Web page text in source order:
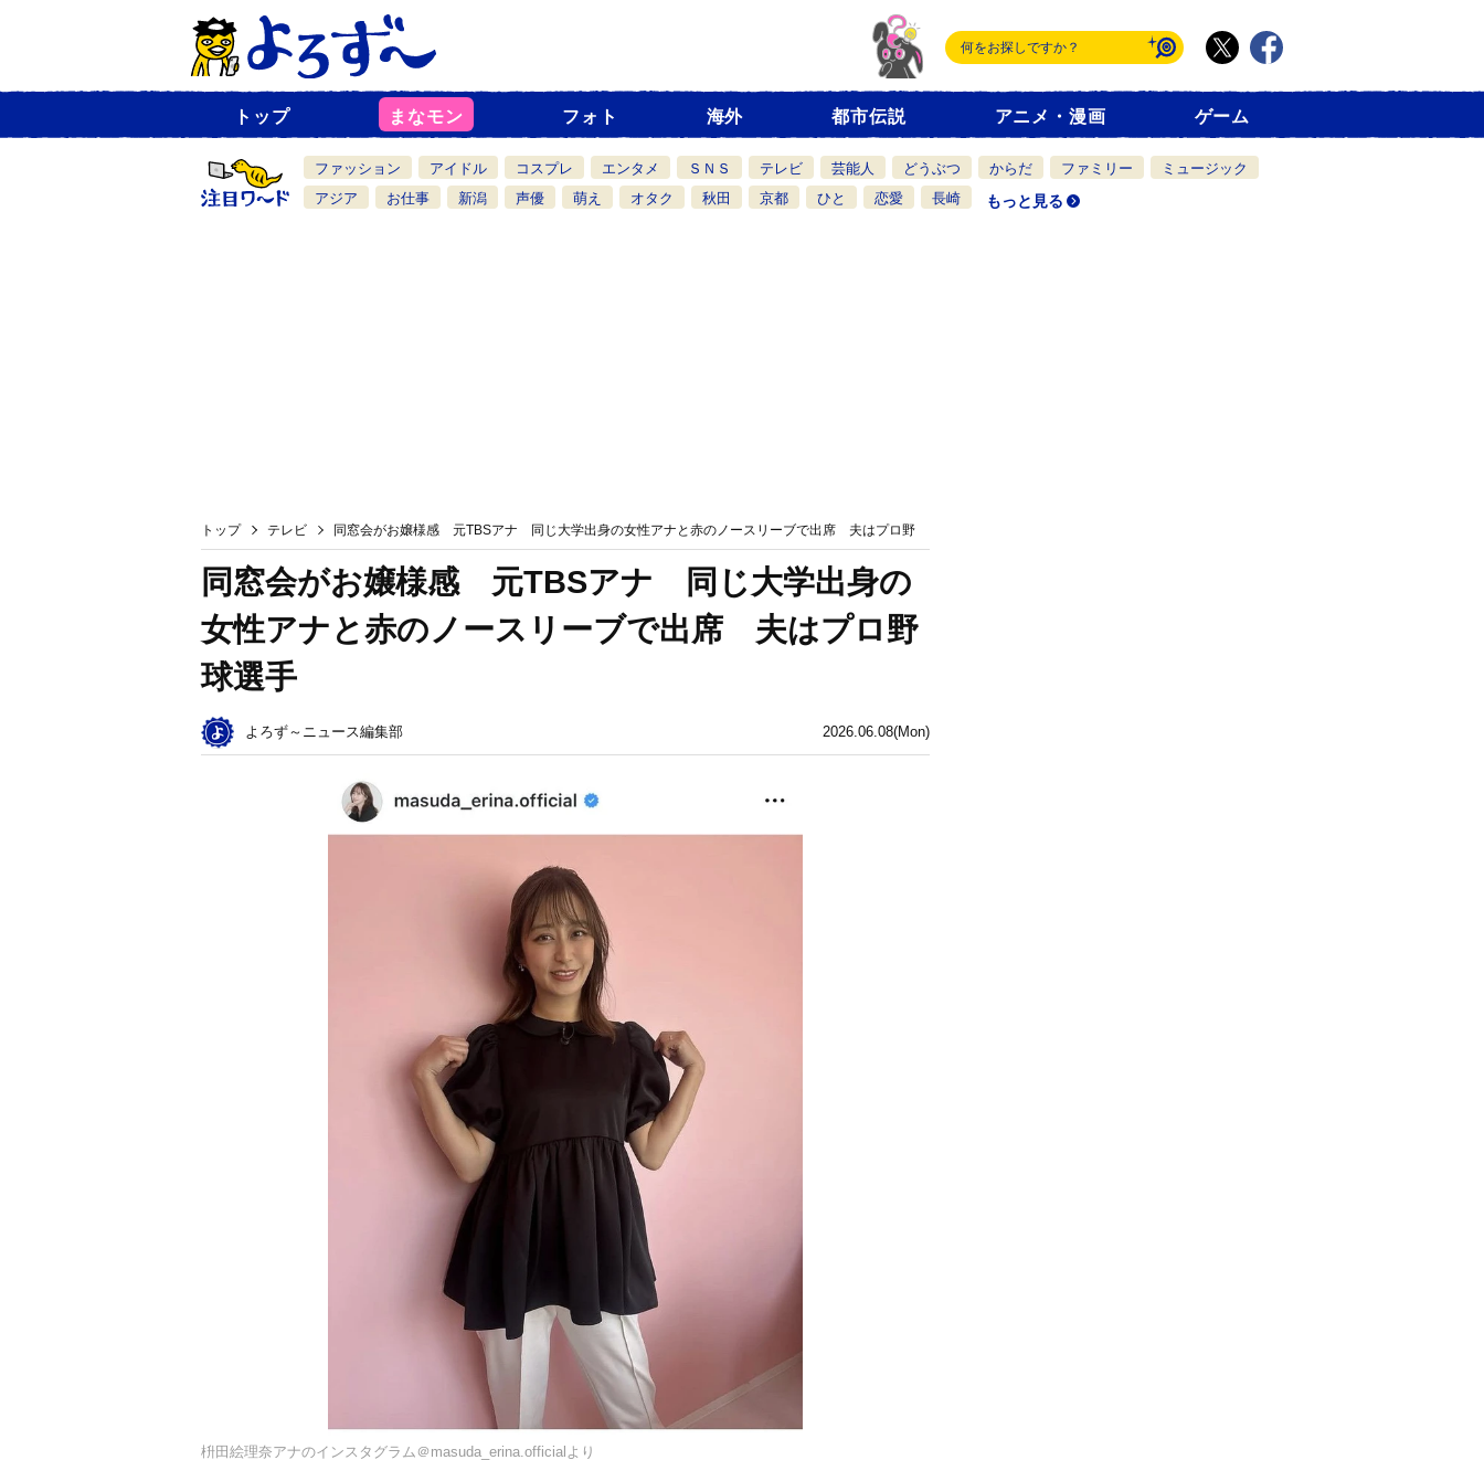
ュ
一
覧
トップ まなモン フォト 海外 都市伝説 アニメ・漫画 ゲーム
ファッション アイドル コスプレ エンタメ ＳＮＳ テレビ 芸能人 どうぶつ からだ ファミリー
ミュージック
アジア
お仕事 新潟 声優 萌え オタク 秋田 京都 ひと 恋愛 長崎 もっと見る
トップ テレビ 同窓会がお嬢様感 元TBSアナ 同じ大学出身の女性アナと赤のノースリーブで出席 夫はプロ野
2026.06.08(Mon)
同窓会がお嬢様感 元TBSアナ 同じ大学出身の
女性アナと赤のノースリーブで出席 夫はプロ野
球選手
よろず～ニュース編集部
枡田絵理奈アナのインスタグラム＠masuda_erina.officialより